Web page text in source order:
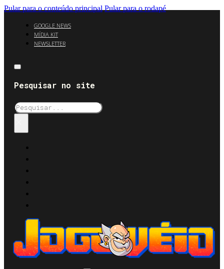
Pular para o conteúdo principal Pular para o rodapé
GOOGLE NEWS
MÍDIA KIT
NEWSLETTER
Pesquisar no site
Pesquisar